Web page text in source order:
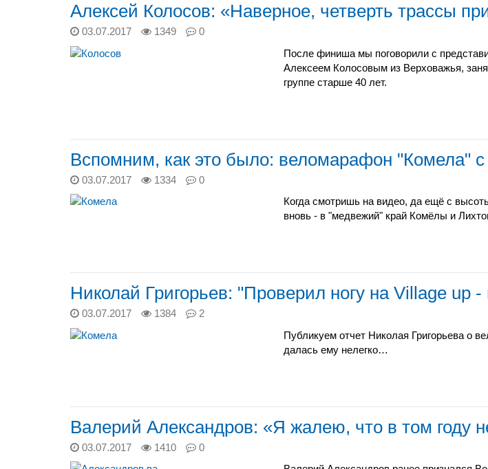
Алексей Колосов: «Наверное, четверть трассы
03.07.2017 1349
0
После финиша мы поговорили с
Алексеем Колосовым из Верховажья,
группе старше 40 лет.
Вспомним, как это было: веломарафон "Комела" с
03.07.2017 1334
0
Когда смотришь на видео, да ещё с
вновь - в "медвежий" край Комёлы и
Николай Григорьев: "Проверил ногу на Village up
03.07.2017 1384
2
Публикуем отчет Николая Григорьева о
далась ему нелегко…
Валерий Александров: «Я жалею, что в том году
03.07.2017 1410
0